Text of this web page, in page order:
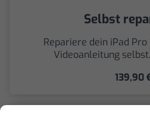
Selbst
Repariere dein iPad
Videoanleitung
139,90